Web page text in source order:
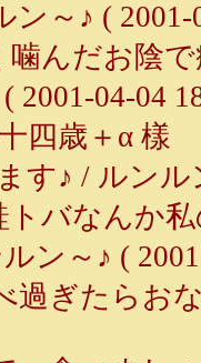
ン～♪ ( 2001-
んだお陰で
2001-04-04
四歳＋α 樣
す♪ / ルンル
バなんか私
ン～♪ (
過ぎたらお